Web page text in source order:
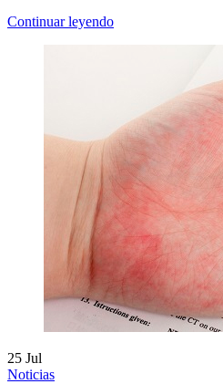
Continuar leyendo
25 Jul
Noticias